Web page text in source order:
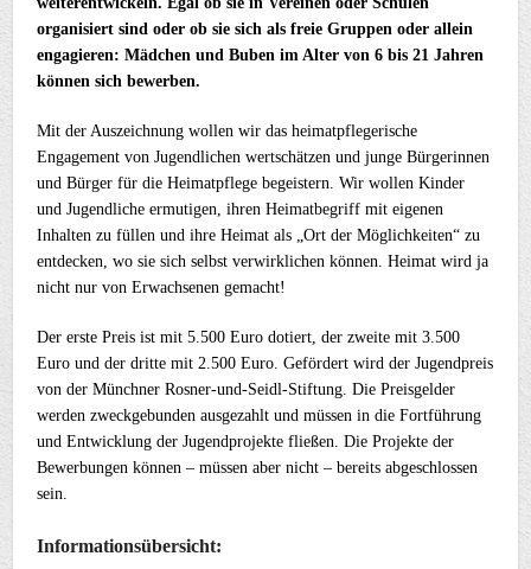
organisiert sind oder ob sie sich als freie Gruppen oder allein
engagieren: Mädchen und Buben im Alter von 6 bis 21 Jahren
können sich bewerben.
Mit der Auszeichnung wollen wir das heimatpflegerische
Engagement von Jugendlichen wertschätzen und junge Bürgerinnen
und Bürger für die Heimatpflege begeistern. Wir wollen Kinder
und Jugendliche ermutigen, ihren Heimatbegriff mit eigenen
Inhalten zu füllen und ihre Heimat als „Ort der Möglichkeiten“ zu
entdecken, wo sie sich selbst verwirklichen können. Heimat wird ja
nicht nur von Erwachsenen gemacht!
Der erste Preis ist mit 5.500 Euro dotiert, der zweite mit 3.500
Euro und der dritte mit 2.500 Euro. Gefördert wird der Jugendpreis
von der Münchner Rosner-und-Seidl-Stiftung. Die Preisgelder
werden zweckgebunden ausgezahlt und müssen in die Fortführung
und Entwicklung der Jugendprojekte fließen. Die Projekte der
Bewerbungen können – müssen aber nicht – bereits abgeschlossen
sein.
Informationsübersicht: